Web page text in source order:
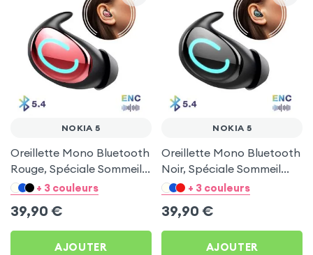
NOKIA 5
Oreillette Mono Bluetooth
Rouge, Spéciale Sommeil
pour Nokia 5
+ 3 couleurs
39,90 €
AJOUTER
NOKIA 5
Oreillette Mono Bluetooth
Noir, Spéciale Sommeil
pour Nokia 5
+ 3 couleurs
39,90 €
AJOUTER